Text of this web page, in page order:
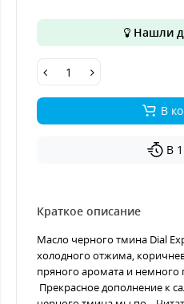
Нашли
В
В
Краткое описание
Масло черного тмина Dial
холодного отжима,
пряного аромата и немного
Прекрасное дополнение к